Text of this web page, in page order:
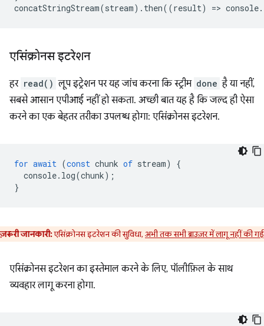
concatStringStream(stream). then((result) => console.
एसिंक्रोनस इटरेशन
हर read() लूप इट्रेशन पर यह जांच करना कि स्ट्रीम done है या नहीं,
सबसे आसान एपीआई नहीं हो सकता. अच्छी बात यह है कि जल्द ही ऐसा
करने का एक बेहतर तरीका उपलब्ध होगा: एसिंक्रोनस इटरेशन.
for await (const chunk of stream)
{
console. log(chunk);
}
ज़रूरी जानकारी:एसिंक्रोनस इटरेशन की सुविधा, अभी तक सभी ब्राउज़र में लागू नहीं की
एसिंक्रोनस इटरेशन का इस्तेमाल करने के लिए, पॉलीफ़िल के साथ
व्यवहार लागू करना होगा.